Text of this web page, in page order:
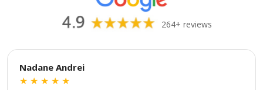
264+ reviews
Nadane Andrei
★ ★ ★ ★ ★